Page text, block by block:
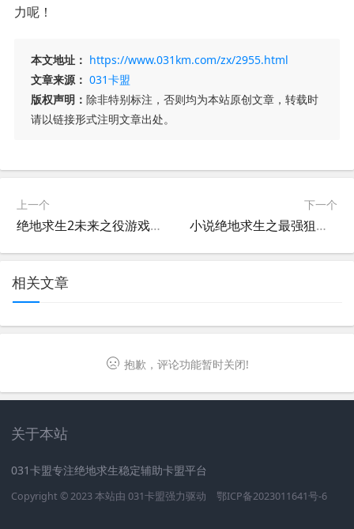
力呢！
本文地址： https://www.031km.com/zx/2955.html
文章来源： 031卡盟
版权声明： 除非特别标注，否则均为本站原创文章，转载时
请以链接形式注明文章出处。
上一个
绝地求生2未来之役游戏特色解析-深度解读绝地求生2未来之役的游戏亮点
下一个
小说绝地求生之最强狙神：巅峰对决-绝地求生小说最强狙神如何成为战场王者
相关文章
抱歉，评论功能暂时关闭!
关于本站
031卡盟专注绝地求生稳定辅助卡盟平台
Copyright © 2023 本站由 031卡盟强力驱动 鄂ICP备2023011641号-6